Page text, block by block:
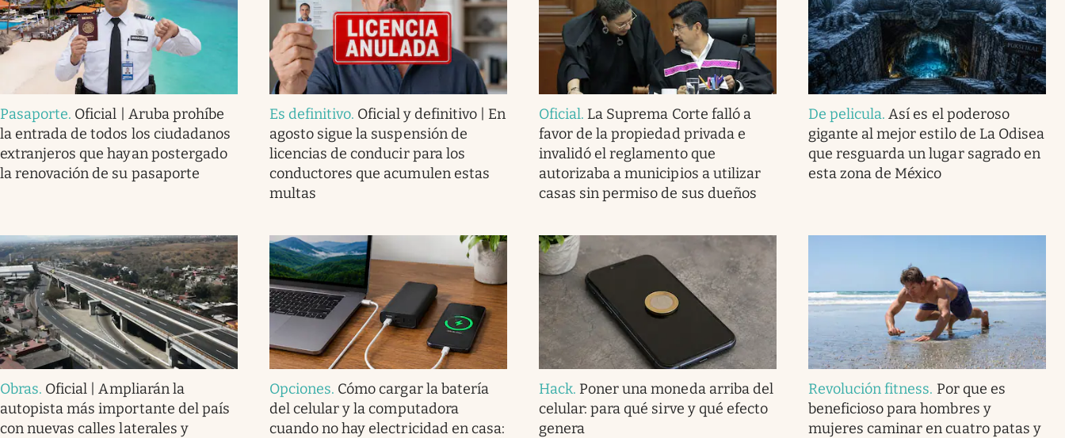
Pasaporte. Oficial | Aruba prohíbe
la entrada de todos los ciudadanos
extranjeros que hayan postergado
la renovación de su pasaporte
Es definitivo. Oficial y definitivo | En
agosto sigue la suspensión de
licencias de conducir para los
conductores que acumulen estas
multas
Oficial. La Suprema Corte falló a
favor de la propiedad privada e
invalidó el reglamento que
autorizaba a municipios a utilizar
casas sin permiso de sus dueños
De pelicula.Así es el poderoso
gigante al mejor estilo de La Odisea
que resguarda un lugar sagrado en
esta zona de México
Obras. Oficial | Ampliarán la
autopista más importante del país
con nuevas calles laterales y
Opciones. Cómo cargar la batería
del celular y la computadora
cuando no hay electricidad en casa:
Hack. Poner una moneda arriba del
celular: para qué sirve y qué efecto
genera
Revolución fitness. Por que es
beneficioso para hombres y
mujeres caminar en cuatro patas y